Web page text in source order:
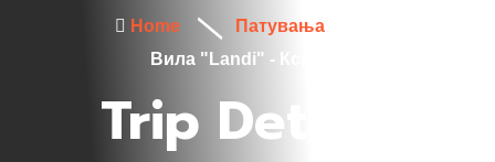
Home
Патувања
Вила "Landi" - Ксамил
Trip Details